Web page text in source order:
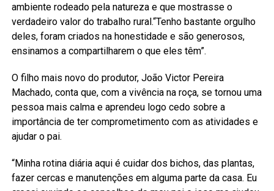
ambiente rodeado pela natureza e que mostrasse o
verdadeiro valor do trabalho rural.“Tenho bastante orgulho
deles, foram criados na honestidade e são generosos,
ensinamos a compartilharem o que eles têm”.
O filho mais novo do produtor, João Victor Pereira
Machado, conta que, com a vivência na roça, se tornou uma
pessoa mais calma e aprendeu logo cedo sobre a
importância de ter comprometimento com as atividades e
ajudar o pai.
“Minha rotina diária aqui é cuidar dos bichos, das plantas,
fazer cercas e manutenções em alguma parte da casa. Eu